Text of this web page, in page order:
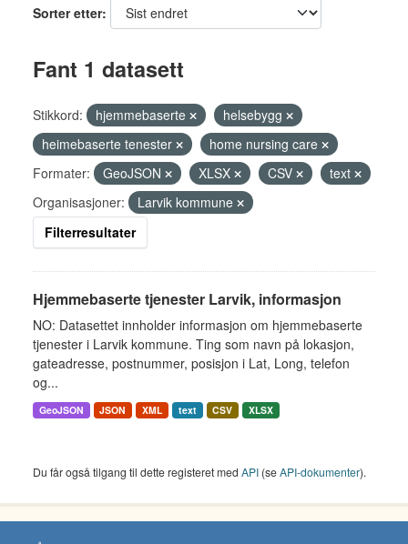
Sorter etter
Fant 1 datasett
Stikkord: hjemmebaserte
helsebygg
heimebaserte tenester
home nursing care
Formater:
GeoJSON XLSX CSV
text
Organisasjoner:
Larvik kommune
Filterresultater
Hjemmebaserte tjenester Larvik, informasjon
NO: Datasettet innholder informasjon om hjemmebaserte
tjenester i Larvik kommune. Ting som navn på lokasjon,
gateadresse, postnummer, posisjon i Lat, Long, telefon
og...
GeoJSON JSON XML text CSV XLSX
Du får også tilgang til dette registeret med API (seAPI-dokumenter).